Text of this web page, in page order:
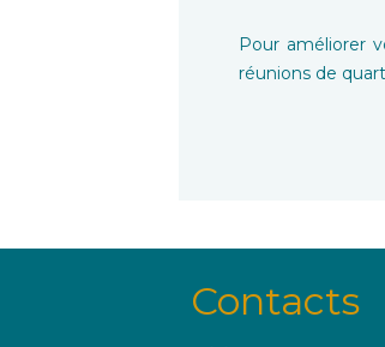
Pour améliorer
réunions de
Contacts